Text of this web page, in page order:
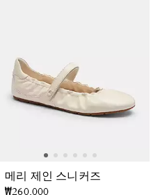
메리 제인 스니커즈